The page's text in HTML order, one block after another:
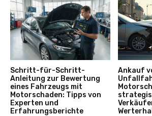
Schritt-für-Schritt-
Anleitung zur Bewertung
eines Fahrzeugs mit
Motorschaden: Tipps von
Experten und
Erfahrungsberichte
Ankauf